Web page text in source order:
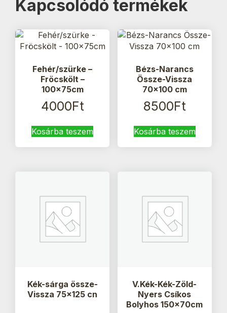
Kapcsolódó termékek
Fehér/szürke –
Fröcskölt –
100x75cm
4000Ft
Kosárba teszem
Bézs-Narancs
Össze-Vissza
70×100 cm
8500Ft
Kosárba teszem
Kék-sárga össze-
Vissza 75×125 cn
V.Kék-Kék-Zöld-
Nyers Csíkos
Bolyhos 150x70cm